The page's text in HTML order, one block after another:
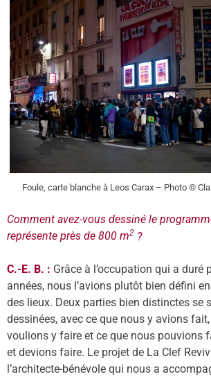
Foule, carte blanche à Leos Carax – Photo ©
Comment avez-vous dessiné le
représente près de 800 m2 ?
C.-E. B. : Grâce à l’occupation qui a duré
années, nous l’avions plutôt bien défini
des lieux. Deux parties bien distinctes se
dessinées, avec ce que nous y avions
voulions y faire et ce que nous pouvions
et devions faire. Le projet de La Clef
l’architecte-bénévole qui nous a